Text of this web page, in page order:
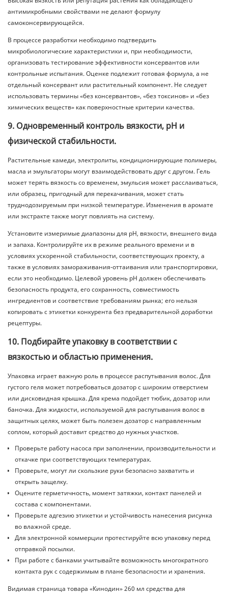
антимикробными свойствами не делают формулу
самоконсервирующейся.
В процессе разработки необходимо подтвердить
микробиологические характеристики и, при необходимости,
организовать тестирование эффективности консервантов или
контрольные испытания. Оценке подлежит готовая формула, а не
отдельный консервант или растительный компонент. Не следует
использовать термины «без консервантов», «без токсинов» и «без
химических веществ» как поверхностные критерии качества.
9. Одновременный контроль вязкости, pH и
физической стабильности.
Растительные камеди, электролиты, кондиционирующие полимеры,
масла и эмульгаторы могут взаимодействовать друг с другом. Гель
может терять вязкость со временем, эмульсия может расслаиваться,
или образец, пригодный для перекачивания, может стать
труднодозируемым при низкой температуре. Изменения в аромате
или экстракте также могут повлиять на систему.
Установите измеримые диапазоны для pH, вязкости, внешнего вида
и запаха. Контролируйте их в режиме реального времени и в
условиях ускоренной стабильности, соответствующих проекту, а
также в условиях замораживания-оттаивания или транспортировки,
если это необходимо. Целевой уровень pH должен обеспечивать
безопасность продукта, его сохранность, совместимость
ингредиентов и соответствие требованиям рынка; его нельзя
копировать с этикетки конкурента без предварительной доработки
рецептуры.
10. Подбирайте упаковку в соответствии с
вязкостью и областью применения.
Упаковка играет важную роль в процессе распутывания волос. Для
густого геля может потребоваться дозатор с широким отверстием
или дисковидная крышка. Для крема подойдет тюбик, дозатор или
баночка. Для жидкости, используемой для распутывания волос в
защитных целях, может быть полезен дозатор с направленным
соплом, который доставит средство до нужных участков.
Проверьте работу насоса при заполнении, производительности и
откачке при соответствующих температурах.
Проверьте, могут ли скользкие руки безопасно захватить и
открыть защелку.
Оцените герметичность, момент затяжки, контакт панелей и
состава с компонентами.
Проверьте адгезию этикетки и устойчивость нанесения рисунка
во влажной среде.
Для электронной коммерции протестируйте всю упаковку перед
отправкой посылки.
При работе с банками учитывайте возможность многократного
контакта рук с содержимым в плане безопасности и хранения.
Видимая страница товара «Кинодин»260 мл средства для